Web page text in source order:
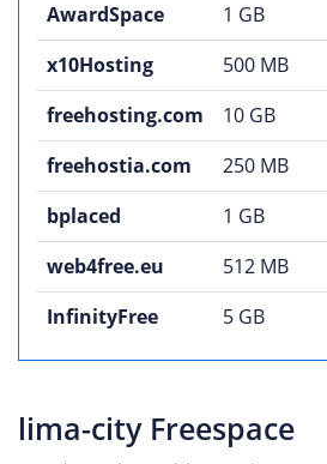
AwardSpace
1 GB
x10Hosting
500 MB
freehosting.com
10 GB
freehostia.com
250 MB
bplaced
1 GB
web4free.eu
512 MB
InfinityFree
5 GB
lima-city Freespace